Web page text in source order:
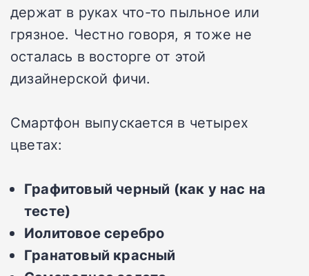
держат в руках что-то пыльное или
грязное. Честно говоря, я тоже не
осталась в восторге от этой
дизайнерской фичи.
Смартфон выпускается в четырех
цветах:
Графитовый черный (как у нас на
тесте)
Иолитовое серебро
Гранатовый красный